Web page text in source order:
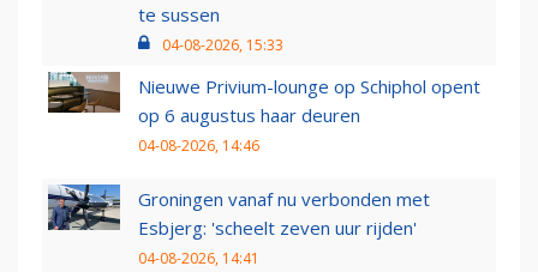
te sussen
04-08-2026, 15:33
Nieuwe Privium-lounge op Schiphol opent
op 6 augustus haar deuren
04-08-2026, 14:46
Groningen vanaf nu verbonden met
Esbjerg: 'scheelt zeven uur rijden'
04-08-2026, 14:41